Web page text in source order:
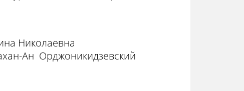
Николаевна
Ан Орджоникидзевский